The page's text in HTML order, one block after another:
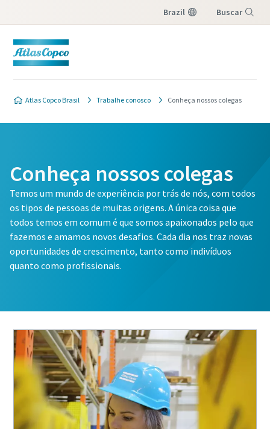
Brazil Buscar
Atlas Copco Brasil Trabalhe conosco Conheça nossos colegas
Conheça nossos colegas
Temos um mundo de experiência por trás de nós, com todos
os tipos de pessoas de muitas origens. A única coisa que
todos temos em comum é que somos apaixonados pelo que
fazemos e amamos novos desafios. Cada dia nos traz novas
oportunidades de crescimento, tanto como indivíduos
quanto como profissionais.